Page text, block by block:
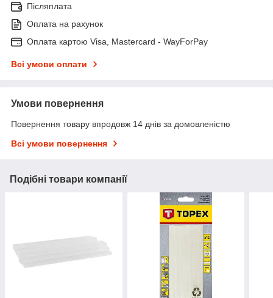
Післяплата
Оплата на рахунок
Оплата картою Visa, Mastercard - WayForPay
Всі умови оплати
Умови повернення
Повернення товару впродовж 14 днів за домовленістю
Всі умови повернення
Подібні товари компанії